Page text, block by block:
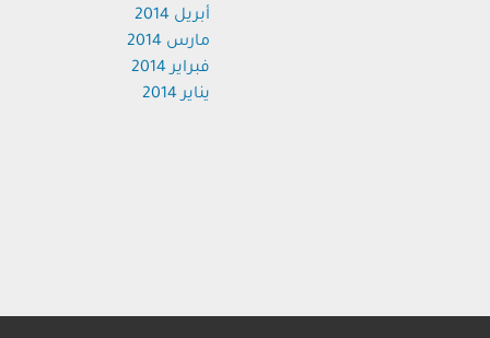
أبريل 2014
مارس 2014
فبراير 2014
يناير 2014